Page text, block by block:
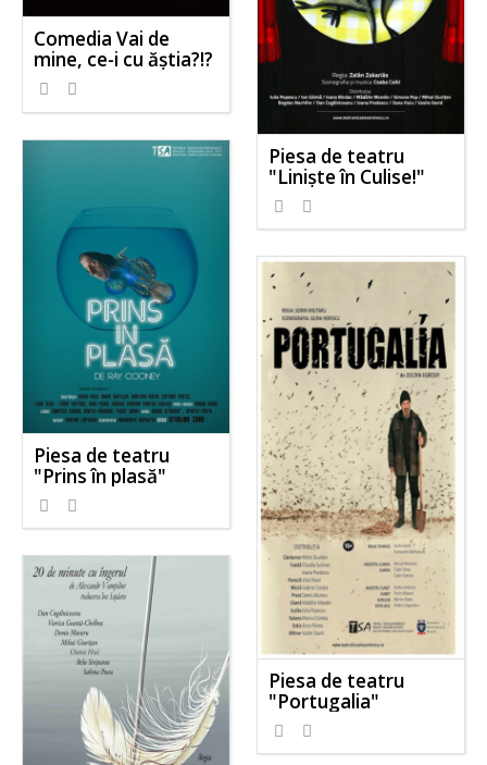
Comedia Vai de
mine, ce-i cu ăștia?!?
Piesa de teatru
"Liniște în Culise!"
Piesa de teatru
"Prins în plasă"
Piesa de teatru
"Portugalia"